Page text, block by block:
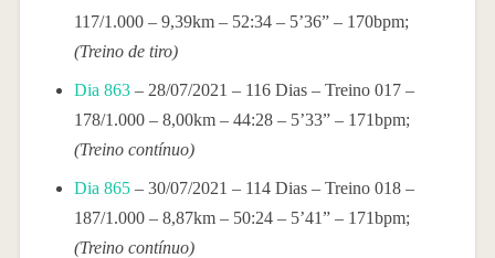
117/1.000 – 9,39km – 52:34 – 5’36” – 170bpm;
(Treino de tiro)
Dia 863– 28/07/2021 – 116 Dias – Treino 017 –
178/1.000 – 8,00km – 44:28 – 5’33” – 171bpm;
(Treino contínuo)
Dia 865– 30/07/2021 – 114 Dias – Treino 018 –
187/1.000 – 8,87km – 50:24 – 5’41” – 171bpm;
(Treino contínuo)